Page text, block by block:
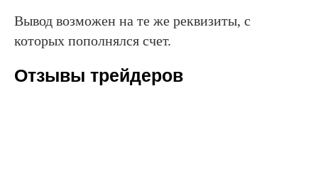
Вывод возможен на те же реквизиты, с
которых пополнялся счет.
Отзывы трейдеров